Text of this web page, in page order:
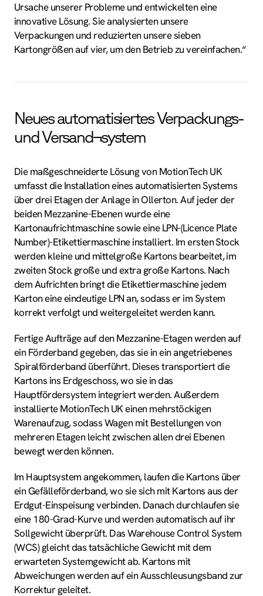
Ursache unserer Probleme und entwickelten eine
innovative Lösung. Sie analysierten unsere
Verpackungen und reduzierten unsere sieben
Kartongrößen auf vier, um den Betrieb zu vereinfachen.“
Neues automatisiertes Verpackungs-
und Versand¬system
Die maßgeschneiderte Lösung von MotionTech UK
umfasst die Installation eines automatisierten Systems
über drei Etagen der Anlage in Ollerton. Auf jeder der
beiden Mezzanine-Ebenen wurde eine
Kartonaufrichtmaschine sowie eine LPN-(Licence Plate
Number)-Etikettiermaschine installiert. Im ersten Stock
werden kleine und mittelgroße Kartons bearbeitet, im
zweiten Stock große und extra große Kartons. Nach
dem Aufrichten bringt die Etikettiermaschine jedem
Karton eine eindeutige LPN an, sodass er im System
korrekt verfolgt und weitergeleitet werden kann.
Fertige Aufträge auf den Mezzanine-Etagen werden auf
ein Förderband gegeben, das sie in ein angetriebenes
Spiralförderband überführt. Dieses transportiert die
Kartons ins Erdgeschoss, wo sie in das
Hauptfördersystem integriert werden. Außerdem
installierte MotionTech UK einen mehrstöckigen
Warenaufzug, sodass Wagen mit Bestellungen von
mehreren Etagen leicht zwischen allen drei Ebenen
bewegt werden können.
Im Hauptsystem angekommen, laufen die Kartons über
ein Gefälleförderband, wo sie sich mit Kartons aus der
Erdgut-Einspeisung verbinden. Danach durchlaufen sie
eine 180-Grad-Kurve und werden automatisch auf ihr
Sollgewicht überprüft. Das Warehouse Control System
(WCS) gleicht das tatsächliche Gewicht mit dem
erwarteten Systemgewicht ab. Kartons mit
Abweichungen werden auf ein Ausschleusungsband zur
Korrektur geleitet.